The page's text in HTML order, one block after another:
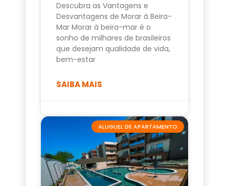
Descubra as Vantagens e
Desvantagens de Morar à Beira-
Mar Morar à beira-mar é o
sonho de milhares de brasileiros
que desejam qualidade de vida,
bem-estar
SAIBA MAIS
ALUGUEL DE APARTAMENTO